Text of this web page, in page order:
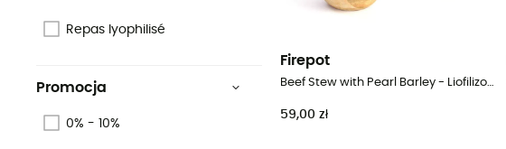
pochodzenie europejskie
Repas lyophilisé
Promocja
0% - 10%
Firepot
Beef Stew with Pearl Barley - Liofilizowane danie
59,00 zł